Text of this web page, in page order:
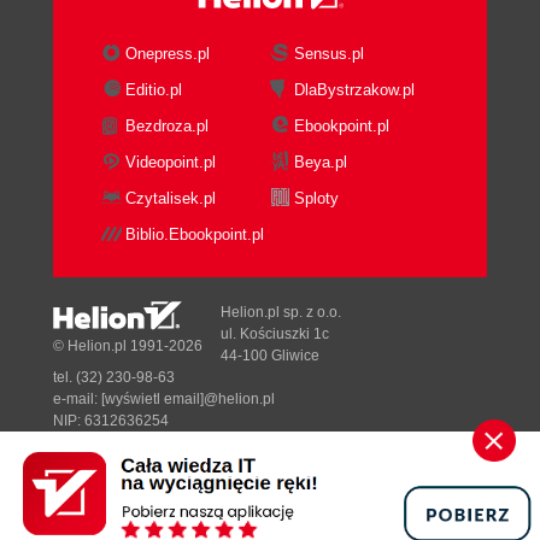
Ikonka Remote control
Ikonka Finger
Ikonka Online timer
Ikonka DCC Chat with someone
Ikonka DCC Options
Ikonka Notify List
Arrange icons
Ikonki Help!, About mIRC
Komendy programu mIRC
Identyfikatory
Identyfikatory związane z czasem
Identyfikatory operujące na tekstach i
liczbach
Identyfikatory operujące na plikach
Onepress.pl
Sensus.pl
Editio.pl
DlaBystrzakow.pl
Bezdroza.pl
Ebookpoint.pl
Videopoint.pl
Beya.pl
Czytalisek.pl
Sploty
Biblio.Ebookpoint.pl
Designed with ♥ byTonik.pl
© Helion.pl 1991-2026
Helion.pl sp. z o.o.
ul. Kościuszki 1c
44-100 Gliwice
tel. (32) 230-98-63
e-mail: [wyświetl email]@helion.pl
NIP: 6312636254